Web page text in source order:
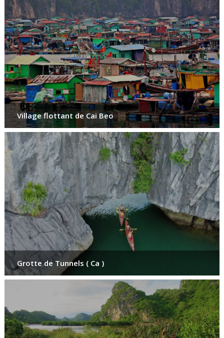
Village flottant de Cai Beo
Grotte de Tunnels ( Ca )